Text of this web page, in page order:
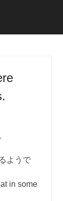
ようで
in some